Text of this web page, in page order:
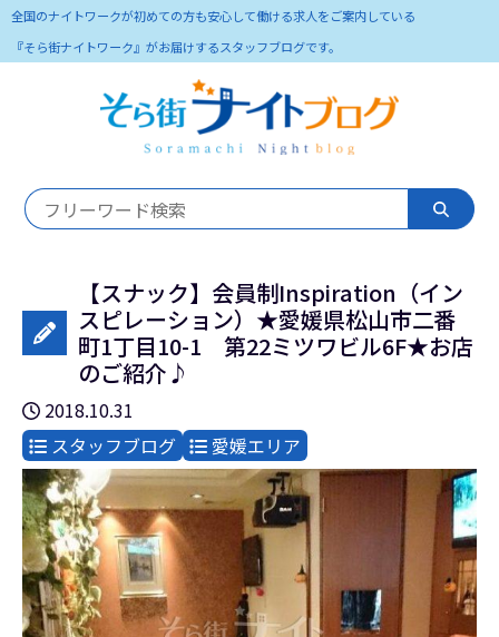
全国のナイトワークが初めての方も安心して働ける求人をご案内している
『そら街ナイトワーク』がお届けするスタッフブログです。
【スナック】会員制Inspiration（イン
スピレーション）★愛媛県松山市二番
町1丁目10-1 第22ミツワビル6F★お店
のご紹介♪
2018.10.31
スタッフブログ
愛媛エリア